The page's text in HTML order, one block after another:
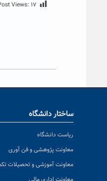
Views: ۱۷
ساختار دانشگاه
ریاست دانشگاه
معاونت پژوهشی و فن آوری
معاونت آموزشی و تحصیلات